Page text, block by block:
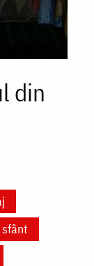
din